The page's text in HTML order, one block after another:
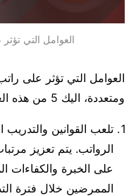
العوامل التي
العوامل التي تؤثر على
ومتعددة، اليك 5 من هذه العوامل:
تلعب القوانين
الرواتب. يتم تعزيز
على الخبرة والكفاءات
الممرضين خلال فترة